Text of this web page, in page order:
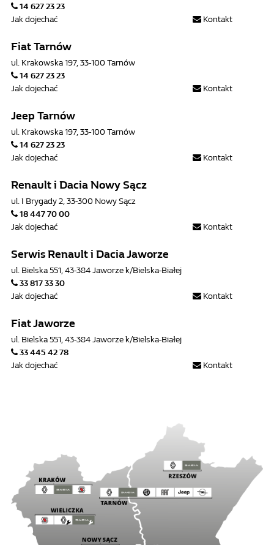
14 627 23 23
Kontakt
Jak dojechać
Fiat Tarnów
ul. Krakowska 197, 33-100 Tarnów
14 627 23 23
Kontakt
Jak dojechać
Jeep Tarnów
ul. Krakowska 197, 33-100 Tarnów
14 627 23 23
Kontakt
Jak dojechać
Renault i Dacia Nowy Sącz
ul. I Brygady 2, 33-300 Nowy Sącz
18 447 70 00
Kontakt
Jak dojechać
Serwis Renault i Dacia Jaworze
ul. Bielska 551, 43-384 Jaworze k/Bielska-Białej
33 817 33 30
Kontakt
Jak dojechać
Fiat Jaworze
ul. Bielska 551, 43-384 Jaworze k/Bielska-Białej
33 445 42 78
Kontakt
Jak dojechać